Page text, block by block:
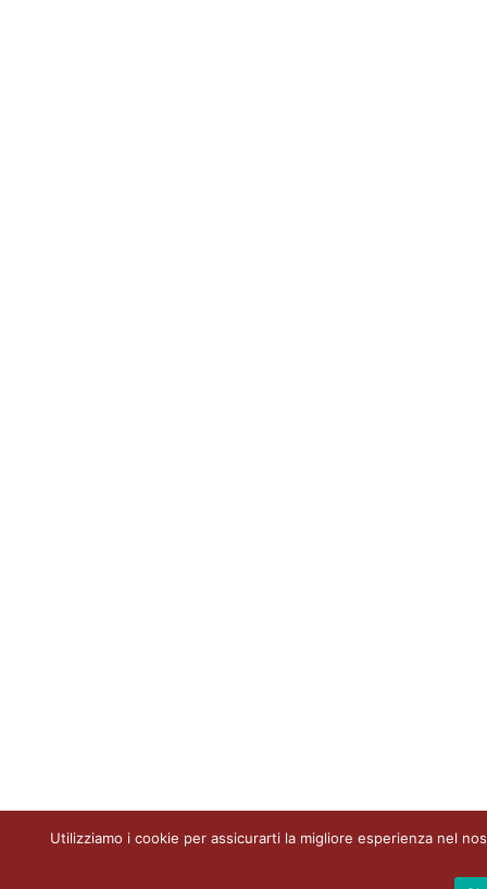
Utilizziamo i cookie per assicurarti la migliore esperienza nel